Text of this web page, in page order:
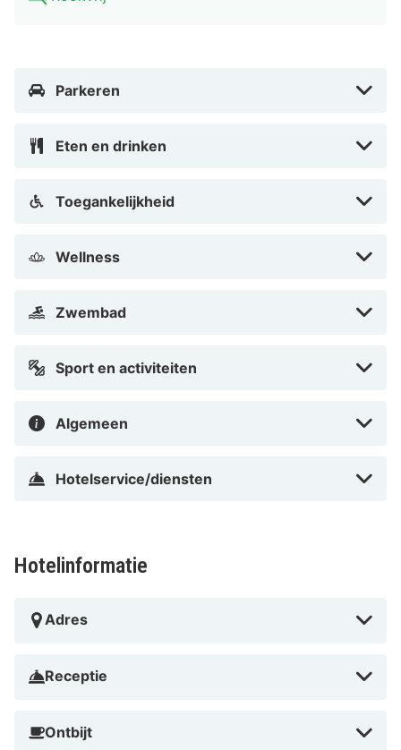
verken de omgeving per fiets of kano op de Lahn.
Parkeren
Eten en drinken
Toegankelijkheid
Wellness
Zwembad
Sport en activiteiten
Algemeen
Hotelservice/diensten
Hotelinformatie
Adres
Receptie
Ontbijt